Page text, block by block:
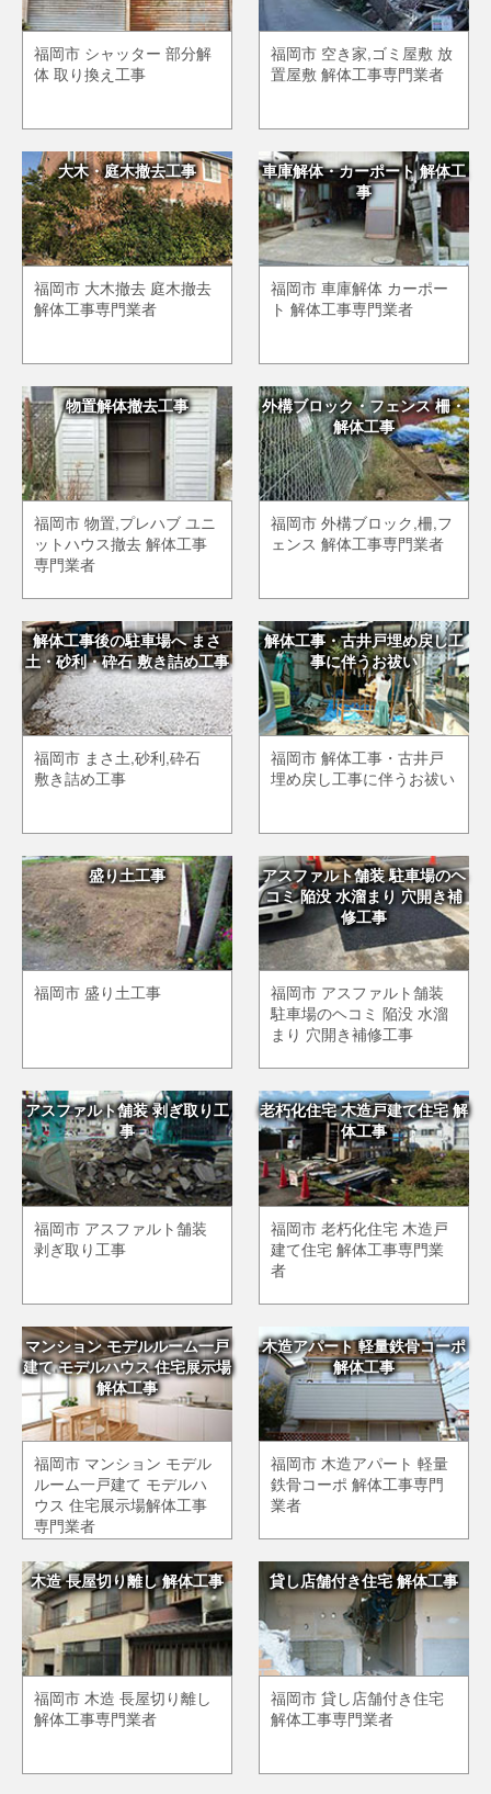
福岡市 シャッター 部分解
体 取り換え工事
福岡市 空き家,ゴミ屋敷 放
置屋敷 解体工事専門業者
大木・庭木撤去工事
福岡市 大木撤去 庭木撤去
解体工事専門業者
車庫解体・カーポート 解体工
事
福岡市 車庫解体 カーポー
ト 解体工事専門業者
物置解体撤去工事
福岡市 物置,プレハブ ユニ
ットハウス撤去 解体工事
専門業者
外構ブロック・フェンス 柵・
解体工事
福岡市 外構ブロック,柵,フ
ェンス 解体工事専門業者
解体工事後の駐車場へ まさ
土・砂利・砕石 敷き詰め工事
福岡市 まさ土,砂利,砕石
敷き詰め工事
解体工事・古井戸埋め戻し工
事に伴うお祓い
福岡市 解体工事・古井戸
埋め戻し工事に伴うお祓い
盛り土工事
福岡市 盛り土工事
アスファルト舗装 駐車場のヘ
コミ 陥没 水溜まり 穴開き補
修工事
福岡市 アスファルト舗装
駐車場のヘコミ 陥没 水溜
まり 穴開き補修工事
アスファルト舗装 剥ぎ取り工
事
福岡市 アスファルト舗装
剥ぎ取り工事
老朽化住宅 木造戸建て住宅 解
体工事
福岡市 老朽化住宅 木造戸
建て住宅 解体工事専門業
者
マンション モデルルーム一戸
建て モデルハウス 住宅展示場
解体工事
福岡市 マンション モデル
ルーム一戸建て モデルハ
ウス 住宅展示場解体工事
専門業者
木造アパート 軽量鉄骨コーポ
解体工事
福岡市 木造アパート 軽量
鉄骨コーポ 解体工事専門
業者
木造 長屋切り離し 解体工事
福岡市 木造 長屋切り離し
解体工事専門業者
貸し店舗付き住宅 解体工事
福岡市 貸し店舗付き住宅
解体工事専門業者